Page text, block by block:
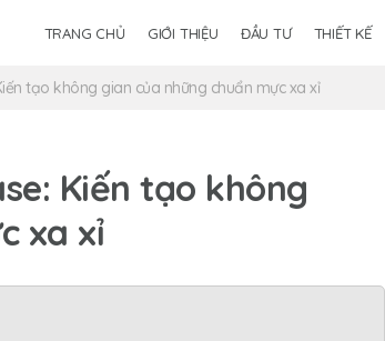
TRANG CHỦ GIỚI THIỆU ĐẦU TƯ THIẾT KẾ
tạo không gian của những chuẩn mực xa xỉ
Kiến tạo không
xa xỉ